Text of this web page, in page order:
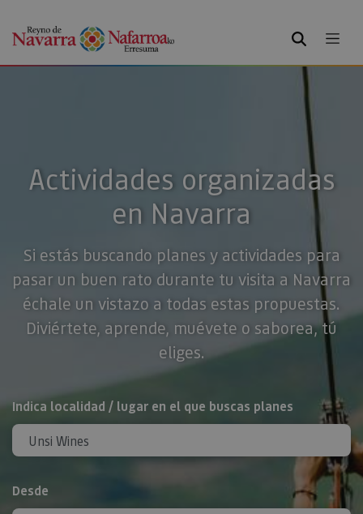
BUSCAR
Actividades organizadas
en Navarra
Si estás buscando planes y actividades para
pasar un buen rato durante tu visita a Navarra
échale un vistazo a todas estas propuestas.
Diviértete, aprende, muévete o saborea, tú
eliges.
BUSCAR
Indica localidad / lugar en el que buscas planes
Desde